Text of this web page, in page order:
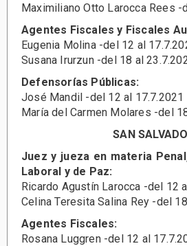
Maximiliano Otto Larocca Rees -
Agentes Fiscales y Fiscales
Eugenia Molina -del 12 al
Susana Irurzun -del 18 al
Defensorías Públicas:
José Mandil -del 12 al 17.7.2021
María del Carmen Molares -del
SAN
Juez y jueza en materia
Laboral y de Paz:
Ricardo Agustín Larocca -del 12
Celina Teresita Salina Rey -del
Agentes Fiscales:
Rosana Luggren -del 12 al